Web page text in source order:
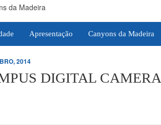
Apresentação Canyons da Madeira
2014
DIGITAL CAMERA